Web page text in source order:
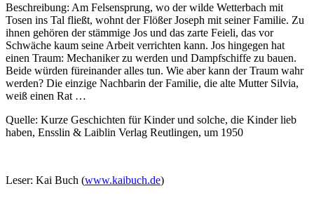
Beschreibung: Am Felsensprung, wo der wilde Wetterbach mit
Tosen ins Tal fließt, wohnt der Flößer Joseph mit seiner Familie. Zu
ihnen gehören der stämmige Jos und das zarte Feieli, das vor
Schwäche kaum seine Arbeit verrichten kann. Jos hingegen hat
einen Traum: Mechaniker zu werden und Dampfschiffe zu bauen.
Beide würden füreinander alles tun. Wie aber kann der Traum wahr
werden? Die einzige Nachbarin der Familie, die alte Mutter Silvia,
weiß einen Rat …
Quelle: Kurze Geschichten für Kinder und solche, die Kinder lieb
haben, Ensslin & Laiblin Verlag Reutlingen, um 1950
Leser: Kai Buch (www.kaibuch.de)